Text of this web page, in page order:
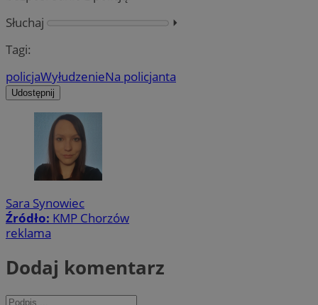
Słuchaj
⏵︎
Tagi:
policjaWyłudzenieNa policjanta
Udostępnij
Sara Synowiec
Źródło: KMP Chorzów
reklama
Dodaj komentarz